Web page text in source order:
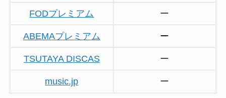
FODプレミアム ー
ABEMAプレミアム ー
TSUTAYA DISCAS ー
music.jp ー